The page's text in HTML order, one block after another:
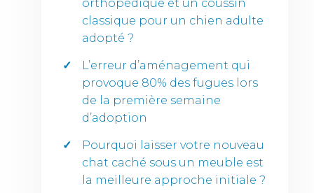
orthopédique et un coussin
classique pour un chien adulte
adopté ?
L’erreur d’aménagement qui
provoque 80% des fugues lors
de la première semaine
d’adoption
Pourquoi laisser votre nouveau
chat caché sous un meuble est
la meilleure approche initiale ?